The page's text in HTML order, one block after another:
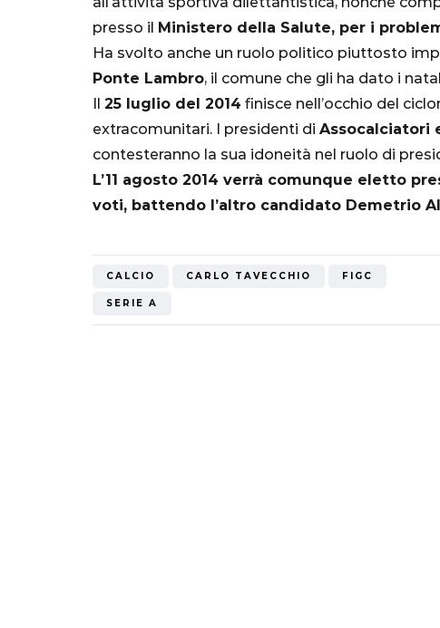
presso il Ministero della Salute, per i
Ha svolto anche un ruolo politico piuttosto
Ponte Lambro, il comune che gli ha dato i
Il 25 luglio del 2014 finisce nell’occhio del
extracomunitari. I presidenti di Assocalciatori
contesteranno la sua idoneità nel ruolo di
L’11 agosto 2014 verrà comunque eletto
voti, battendo l’altro candidato Demetrio
CALCIO CARLO TAVECCHIO FIGC
SERIE A
Mondiale"
5 Ottobre 2022